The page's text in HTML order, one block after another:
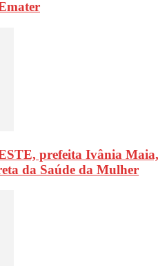
prefeita Ivânia Maia,
da Saúde da Mulher